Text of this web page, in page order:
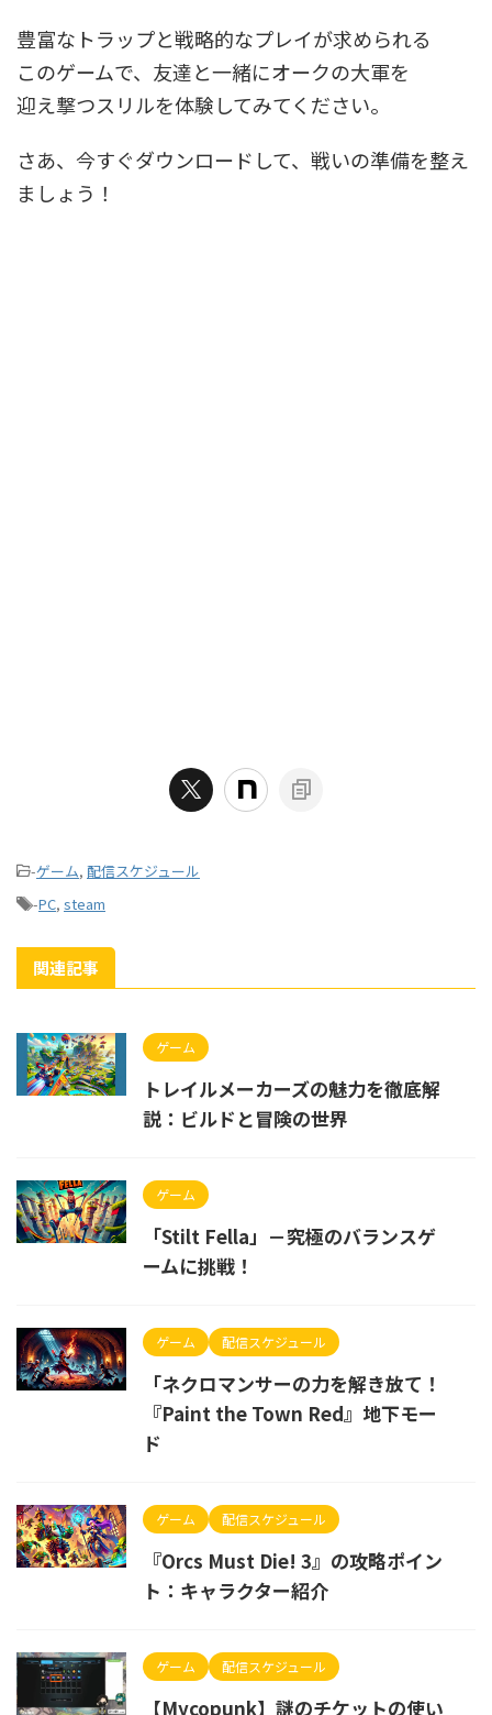
豊富なトラップと戦略的なプレイが求められる
このゲームで、友達と一緒にオークの大軍を
迎え撃つスリルを体験してみてください。
さあ、今すぐダウンロードして、戦いの準備を整え
ましょう！
-ゲーム, 配信スケジュール
-PC, steam
関連記事
ゲーム
トレイルメーカーズの魅力を徹底解
説：ビルドと冒険の世界
ゲーム
「Stilt Fella」－究極のバランスゲ
ームに挑戦！
ゲーム 配信スケジュール
「ネクロマンサーの力を解き放て！
『Paint the Town Red』地下モー
ド
ゲーム 配信スケジュール
『Orcs Must Die! 3』の攻略ポイン
ト：キャラクター紹介
ゲーム 配信スケジュール
【Mycopunk】謎のチケットの使い